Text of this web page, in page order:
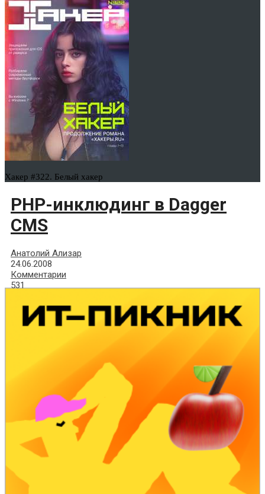
Хакер #322. Белый хакер
PHP-инклюдинг в Dagger
CMS
Анатолий Ализар
24.06.2008
Комментарии
531